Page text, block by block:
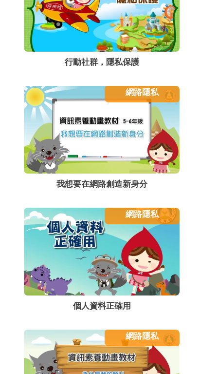
行動社群，隱私保護
網路隱私
我想要在網路創造新身分
網路隱私
個人資料正確用
網路隱私